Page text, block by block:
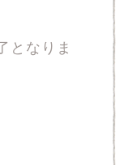
となりま